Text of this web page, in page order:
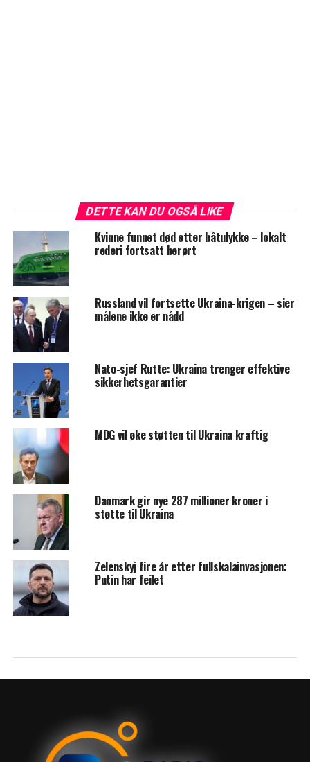
DETTE KAN DU OGSÅ LIKE
Kvinne funnet død etter båtulykke – lokalt
rederi fortsatt berørt
Russland vil fortsette Ukraina-krigen – sier
målene ikke er nådd
Nato-sjef Rutte: Ukraina trenger effektive
sikkerhetsgarantier
MDG vil øke støtten til Ukraina kraftig
Danmark gir nye 287 millioner kroner i
støtte til Ukraina
Zelenskyj fire år etter fullskalainvasjonen:
Putin har feilet